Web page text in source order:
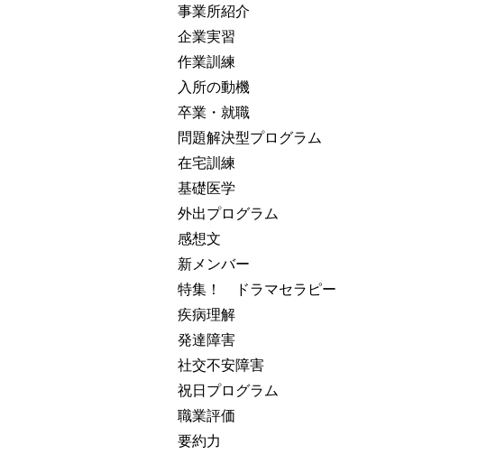
事業所紹介
企業実習
作業訓練
入所の動機
卒業・就職
問題解決型プログラム
在宅訓練
基礎医学
外出プログラム
感想文
新メンバー
特集！ ドラマセラピー
疾病理解
発達障害
社交不安障害
祝日プログラム
職業評価
要約力